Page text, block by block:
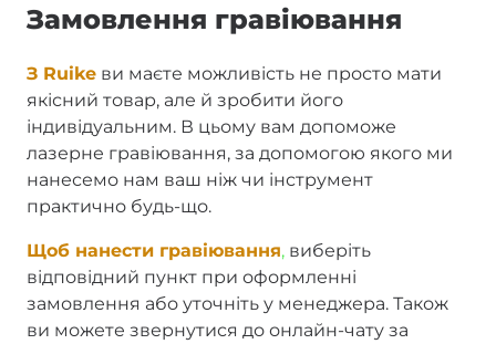
Замовлення гравіювання
З Ruike ви маєте можливість не просто мати
якісний товар, але й зробити його
індивідуальним. В цьому вам допоможе
лазерне гравіювання, за допомогою якого ми
нанесемо нам ваш ніж чи інструмент
практично будь-що.
Щоб нанести гравіювання, виберіть
відповідний пункт при оформленні
замовлення або уточніть у менеджера. Також
ви можете звернутися до онлайн-чату за